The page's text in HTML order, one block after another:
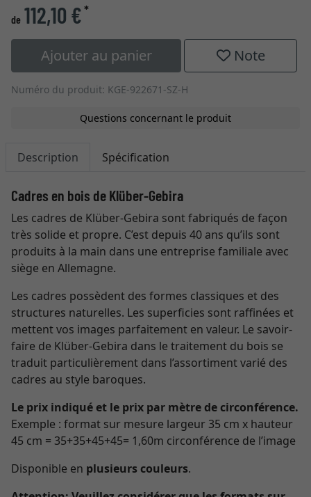
de 112,10 €*
Ajouter au panier Note
Numéro du produit: KGE-922671-SZ-H
Questions concernant le produit
Description Spécification
Cadres en bois de Klüber-Gebira
Les cadres de Klüber-Gebira sont fabriqués de façon
très solide et propre. C’est depuis 40 ans qu’ils sont
produits à la main dans une entreprise familiale avec
siège en Allemagne.
Les cadres possèdent des formes classiques et des
structures naturelles. Les superficies sont raffinées et
mettent vos images parfaitement en valeur. Le savoir-
faire de Klüber-Gebira dans le traitement du bois se
traduit particulièrement dans l’assortiment varié des
cadres au style baroques.
Le prix indiqué et le prix par mètre de circonférence.
Exemple : format sur mesure largeur 35 cm x hauteur
45 cm = 35+35+45+45= 1,60m circonférence de l’image
Disponible en plusieurs couleurs.